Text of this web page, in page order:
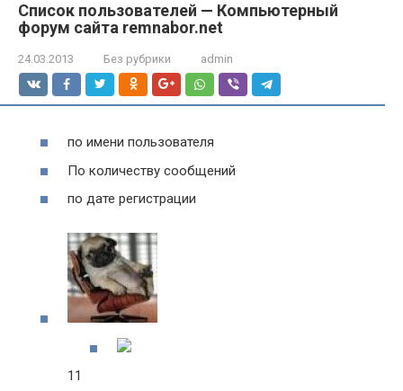
Список пользователей — Компьютерный
форум сайта remnabor.net
24.03.2013 Без рубрики admin
по имени пользователя
По количеству сообщений
по дате регистрации
11